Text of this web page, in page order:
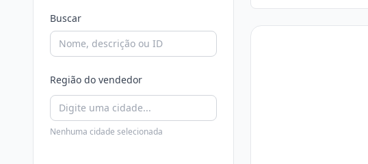
Buscar
Região do vendedor
Nenhuma cidade selecionada